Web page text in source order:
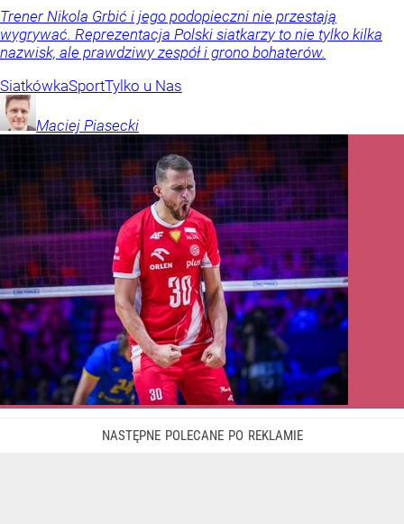
Trener Nikola Grbić i jego podopieczni nie przestają
wygrywać. Reprezentacja Polski siatkarzy to nie tylko kilka
nazwisk, ale prawdziwy zespół i grono bohaterów.
SiatkówkaSportTylko u Nas
Maciej Piasecki